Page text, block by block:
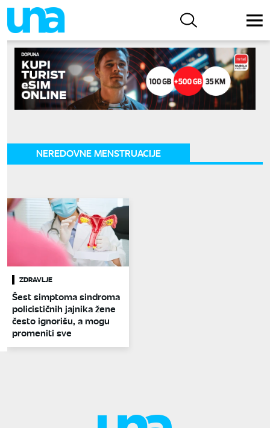
NEREDOVNE MENSTRUACIJE
ZDRAVLJE
Šest simptoma sindroma
policističnih jajnika žene
često ignorišu, a mogu
promeniti sve